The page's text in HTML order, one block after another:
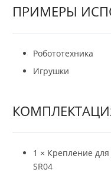
ПРИМЕРЫ
Робототехника
Игрушки
1 × Крепление для
SR04